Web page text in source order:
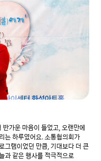
가운 마음이 들었고, 오랜만에
는 하루였어요. 소통협의회가
그램이었던 만큼, 기대보다 더 큰
과 같은 행사를 적극적으로